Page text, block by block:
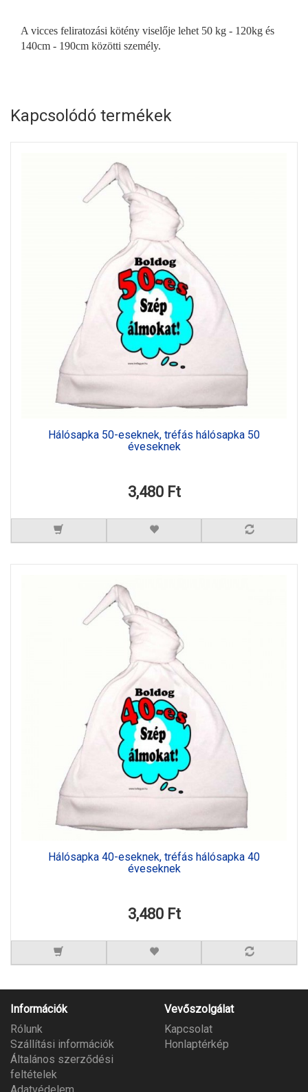
A vicces feliratozási kötény viselője lehet 50 kg - 120kg és
140cm - 190cm közötti személy.
Kapcsolódó termékek
Hálósapka 50-eseknek, tréfás hálósapka 50
éveseknek
3,480 Ft
Hálósapka 40-eseknek, tréfás hálósapka 40
éveseknek
3,480 Ft
Információk
Rólunk
Szállítási információk
Általános szerződési
feltételek
Vevőszolgálat
Kapcsolat
Honlaptérkép